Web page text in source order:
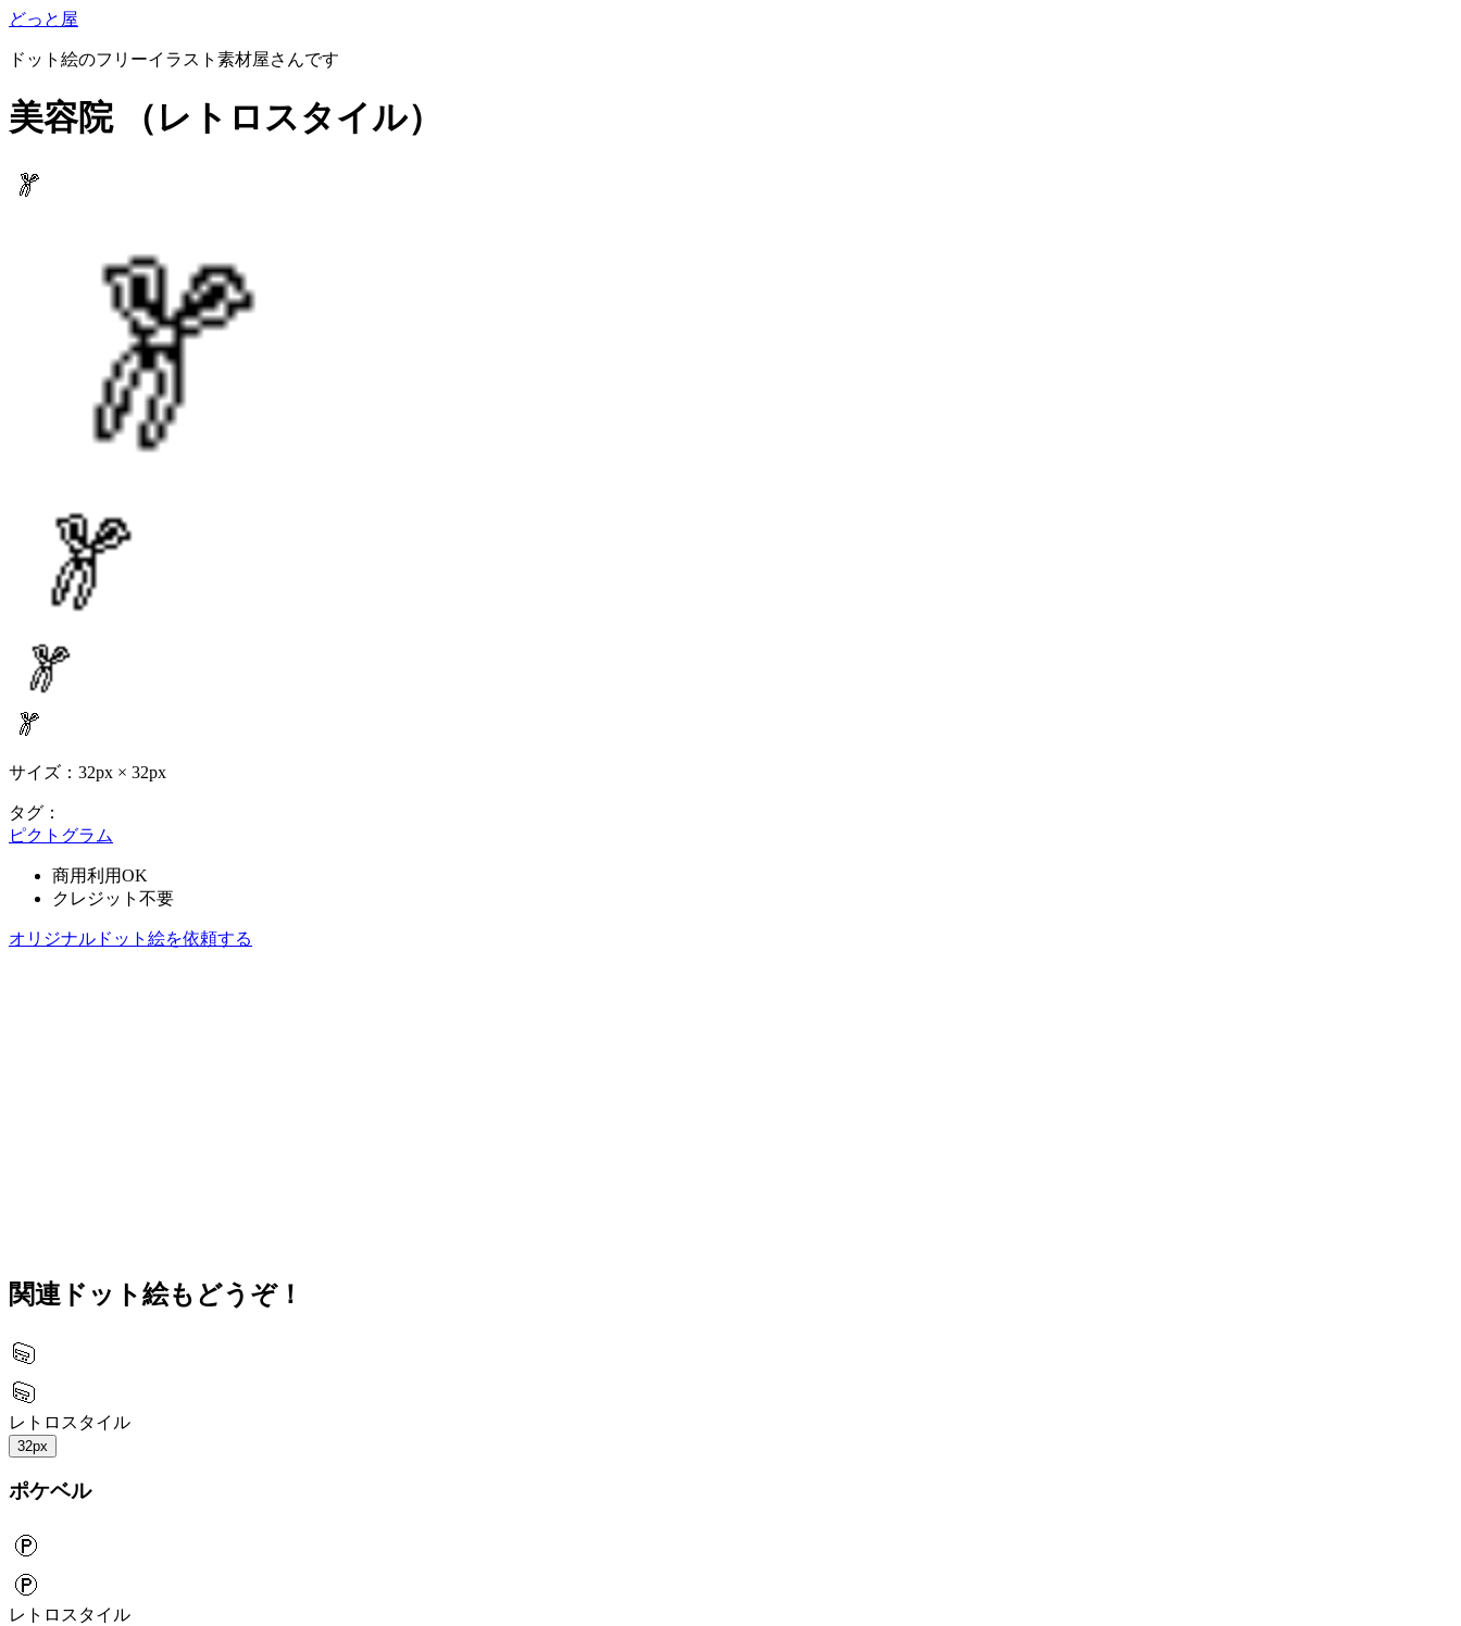
どっと屋
ドット絵のフリーイラスト素材屋さんです
美容院（レトロスタイル）
サイズ：32px × 32px
タグ：
ピクトグラム
商用利用OK
クレジット不要
オリジナルドット絵を依頼する
関連ドット絵もどうぞ！
レトロスタイル
32px
ポケベル
レトロスタイル